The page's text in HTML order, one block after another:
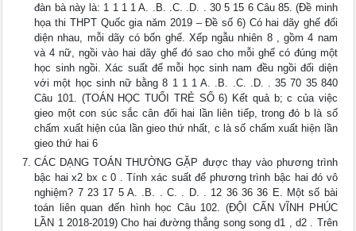
đàn bà này là: 1 1 1 1 A. .B. .C. .D. . 30 5 15 6 Câu 85. (Đề minh
họa thi THPT Quốc gia năm 2019 – Đề số 6) Có hai dãy ghế đối
diện nhau, mỗi dãy có bốn ghế. Xếp ngẫu nhiên 8 , gồm 4 nam
và 4 nữ, ngồi vào hai dãy ghế đó sao cho mỗi ghế có đúng một
học sinh ngồi. Xác suất để mỗi học sinh nam đều ngồi đối diện
với một học sinh nữ bằng 8 1 1 1 A. .B. .C. .D. . 35 70 35 840
Câu 101. (TOÁN HỌC TUỔI TRẺ SỐ 6) Kết quả b; c của việc
gieo một con súc sắc cân đối hai lần liên tiếp, trong đó b là số
chấm xuất hiện của lần gieo thứ nhất, c là số chấm xuất hiện lần
gieo thứ hai 6
CÁC DẠNG TOÁN THƯỜNG GẶP được thay vào phương trình
bậc hai x2 bx c 0 . Tính xác suất để phương trình bậc hai đó vô
nghiệm? 7 23 17 5 A. .B. . C. . D. . 12 36 36 36 E. Một số bài
toán liên quan đến hình học Câu 102. (ĐỘI CẤN VĨNH PHÚC
LẦN 1 2018-2019) Cho hai đường thẳng song song d1 , d2 . Trên